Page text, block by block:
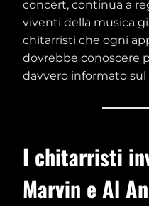
concert, continua a
viventi della musica
chitarristi che ogni
dovrebbe conoscere
davvero informato sul
I chitarristi
Marvin e Al